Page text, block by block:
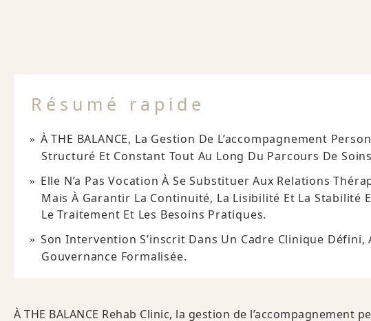
Résumé rapide
À THE BALANCE, La Gestion De L’accompagnement
Structuré Et Constant Tout Au Long Du Parcours De
Elle N’a Pas Vocation À Se Substituer Aux Relations
Mais À Garantir La Continuité, La Lisibilité Et La Stabilité
Le Traitement Et Les Besoins Pratiques.
Son Intervention S’inscrit Dans Un Cadre Clinique Défini,
Gouvernance Formalisée.
À THE BALANCE Rehab Clinic, la gestion de